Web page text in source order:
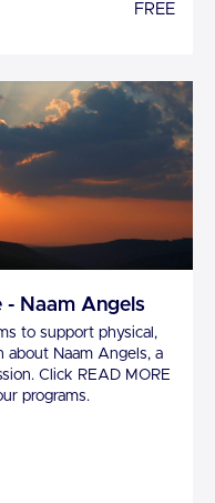
FREE
- Naam Angels
to support physical,
about Naam Angels, a
Click READ MORE
programs.